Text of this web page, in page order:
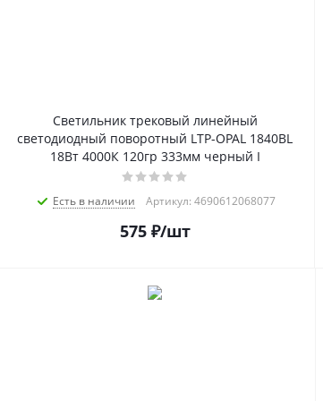
Светильник трековый линейный
светодиодный поворотный LTP-OPAL 1840BL
18Вт 4000К 120гр 333мм черный I
Есть в наличии Артикул: 4690612068077
575₽/шт